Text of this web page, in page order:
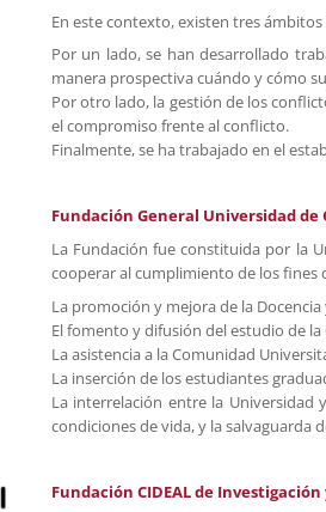
En este contexto, existen tres
Por un lado, se han desarrollado
manera prospectiva cuándo y cómo
Por otro lado, la gestión de los
el compromiso frente al conflicto.
Finalmente, se ha trabajado en el
Fundación General Universidad de
La Fundación fue constituida por la
cooperar al cumplimiento de los fines
La promoción y mejora de la
El fomento y difusión del estudio de la
La asistencia a la Comunidad
La inserción de los estudiantes
La interrelación entre la
condiciones de vida, y la salvaguarda
Fundación CIDEAL de